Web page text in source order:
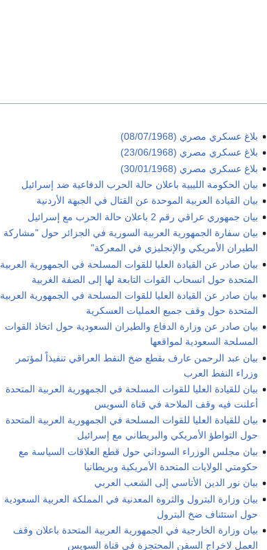
بلاغ عسكري مصري (08/07/1968)
بلاغ عسكري مصري (23/06/1968)
بلاغ عسكري مصري (30/01/1968)
بيان الحكومة الليبية باعلان حالة الحرب الدفاعية ضد إسرائيل
بيان القيادة العربية الموحدة عن القتال في الجبهة الأردنية
بيان جمهوري عراقي رقم 2 باعلان حالة الحرب مع إسرائيل
بيان سفارة الجمهورية العربية السورية في الجزائر حول "مشاركة
الطيران الأمريكي والإنجليزي في المعركة"
بيان صادر عن القيادة العليا للقوات المسلحة في الجمهورية العربية
المتحدة حول انسحاب القوات التابعة لها إلى الضفة الغربية
بيان صادر عن القيادة العليا للقوات المسلحة في الجمهورية العربية
المتحدة حول وقف جميع العمليات العسكرية
بيان صادر عن وزارة الدفاع والطيران السعودية حول اتخاذ القوات
المسلحة السعودية لمواقعها
بيان عبد الرحمن عارف بقطع ضخ النفط العراقي تنفيذاً لمؤتمر
وزراء النفط العرب
بيان للقيادة العليا للقوات المسلحة في الجمهورية العربية المتحدة
أعلنت فيه وقف الملاحة في قناة السويس
بيان للقيادة العليا للقوات المسلحة في الجمهورية العربية المتحدة
حول التواطؤ الأمريكي والبريطاني مع إسرائيل
بيان مجلس الوزراء السوداني حول قطع العلاقات السياسة مع
حكومتي الولايات المتحدة الأمريكية وبريطانيا
بيان نور الدين الأتاسي إلى الشعب العربي
بيان وزارة البترول والثروة المعدنية في المملكة العربية السعودية
حول استئناف ضخ البترول
بيان وزارة الخارجية في الجمهورية العربية المتحدة باعلان وقف
العمل لاخراج السفن المحتجزة في قناة السويس